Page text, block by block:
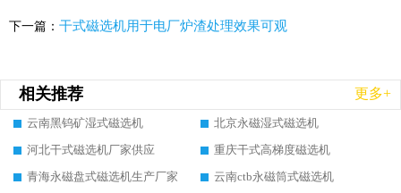
下一篇： 干式磁选机用于电厂炉渣处理效果可观
相关推荐 更多+
云南黑钨矿湿式磁选机
北京永磁湿式磁选机
河北干式磁选机厂家供应
重庆干式高梯度磁选机
青海永磁盘式磁选机生产厂家
云南ctb永磁筒式磁选机